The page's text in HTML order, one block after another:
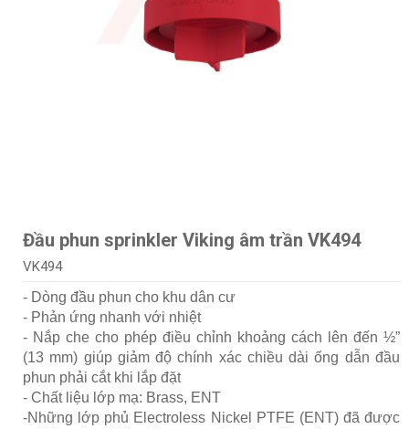
Đầu phun sprinkler Viking âm trần VK494
VK494
- Dòng đầu phun cho khu dân cư
- Phản ứng nhanh với nhiệt
- Nắp che cho phép điều chỉnh khoảng cách lên đến ½”
(13 mm) giúp giảm độ chính xác chiều dài ống dẫn đầu
phun phải cắt khi lắp đặt
- Chất liệu lớp mạ: Brass, ENT
-Những lớp phủ Electroless Nickel PTFE (ENT) đã được